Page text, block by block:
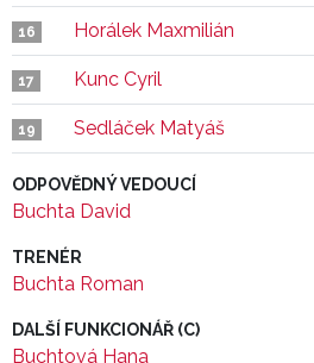
16 Horálek Maxmilián
17 Kunc Cyril
19 Sedláček Matyáš
ODPOVĚDNÝ VEDOUCÍ
Buchta David
TRENÉR
Buchta Roman
DALŠÍ FUNKCIONÁŘ (C)
Buchtová Hana